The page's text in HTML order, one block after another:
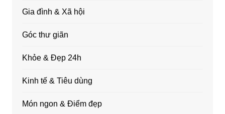
Gia đình & Xã hội
Góc thư giãn
Khỏe & Đẹp 24h
Kinh tế & Tiêu dùng
Món ngon & Điểm đẹp